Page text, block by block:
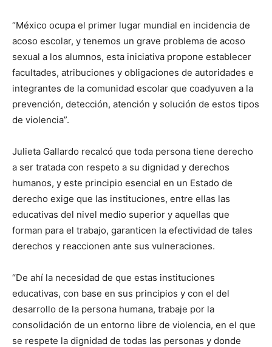
“México ocupa el primer lugar mundial en incidencia de
acoso escolar, y tenemos un grave problema de acoso
sexual a los alumnos, esta iniciativa propone establecer
facultades, atribuciones y obligaciones de autoridades e
integrantes de la comunidad escolar que coadyuven a la
prevención, detección, atención y solución de estos tipos
de violencia”.
Julieta Gallardo recalcó que toda persona tiene derecho
a ser tratada con respeto a su dignidad y derechos
humanos, y este principio esencial en un Estado de
derecho exige que las instituciones, entre ellas las
educativas del nivel medio superior y aquellas que
forman para el trabajo, garanticen la efectividad de tales
derechos y reaccionen ante sus vulneraciones.
“De ahí la necesidad de que estas instituciones
educativas, con base en sus principios y con el del
desarrollo de la persona humana, trabaje por la
consolidación de un entorno libre de violencia, en el que
se respete la dignidad de todas las personas y donde